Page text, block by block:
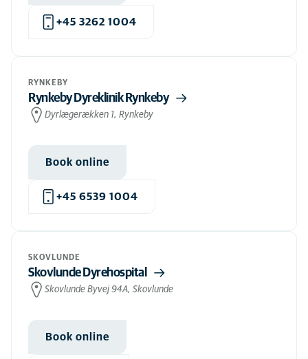
+45 3262 1004
RYNKEBY
Rynkeby Dyreklinik Rynkeby
Dyrlægerækken 1, Rynkeby
Book online
+45 6539 1004
SKOVLUNDE
Skovlunde Dyrehospital
Skovlunde Byvej 94A, Skovlunde
Book online